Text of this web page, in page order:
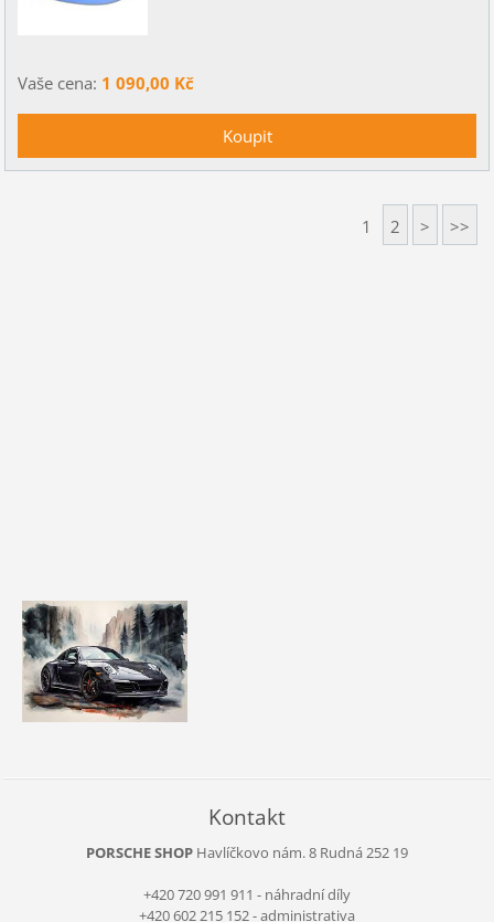
Vaše cena: 1 090,00 Kč
1 2 > >>
Kontakt
PORSCHE SHOP Havlíčkovo nám. 8 Rudná 252 19
+420 720 991 911 - náhradní díly
+420 602 215 152 - administrativa